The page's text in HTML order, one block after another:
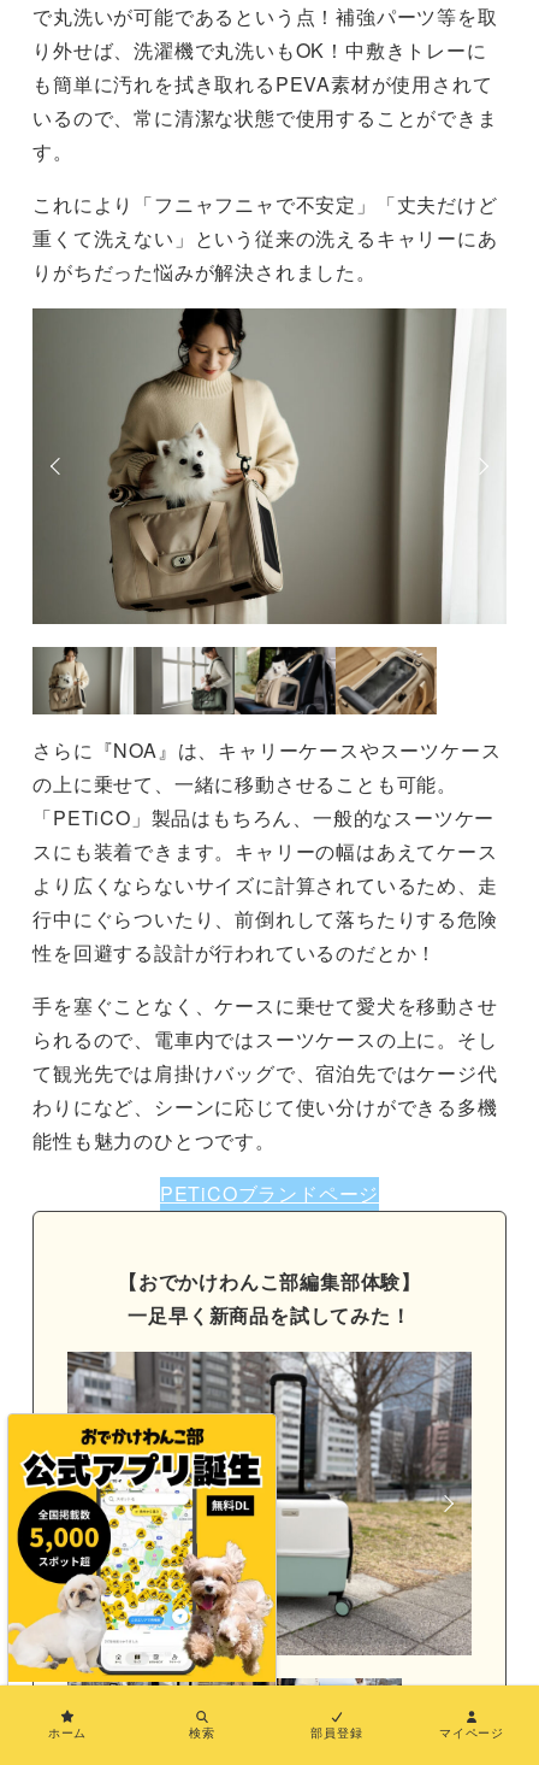
で丸洗いが可能であるという点！補強パーツ等を取
り外せば、洗濯機で丸洗いもOK！中敷きトレーに
も簡単に汚れを拭き取れるPEVA素材が使用されて
いるので、常に清潔な状態で使用することができま
す。
これにより「フニャフニャで不安定」「丈夫だけど
重くて洗えない」という従来の洗えるキャリーにあ
りがちだった悩みが解決されました。
さらに『NOA』は、キャリーケースやスーツケース
の上に乗せて、一緒に移動させることも可能。
「PETiCO」製品はもちろん、一般的なスーツケー
スにも装着できます。キャリーの幅はあえてケース
より広くならないサイズに計算されているため、走
行中にぐらついたり、前倒れして落ちたりする危険
性を回避する設計が行われているのだとか！
手を塞ぐことなく、ケースに乗せて愛犬を移動させ
られるので、電車内ではスーツケースの上に。そし
て観光先では肩掛けバッグで、宿泊先ではケージ代
わりになど、シーンに応じて使い分けができる多機
能性も魅力のひとつです。
PETiCOブランドページ
【おでかけわんこ部編集部体験】
一足早く新商品を試してみた！
ホーム 検索 部員登録 マイページ